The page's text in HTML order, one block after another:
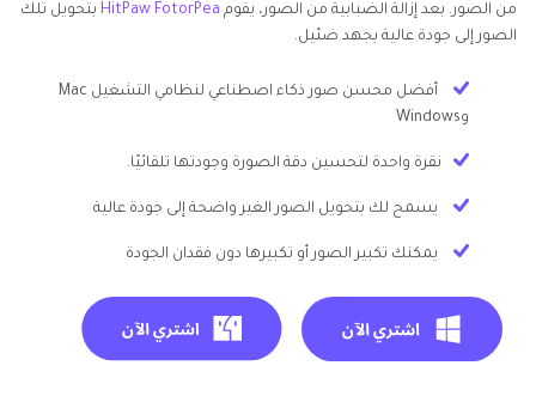
من الصور. بعد إزالة الضبابية من الصور، يقوم HitPaw FotorPea بتحويل تلك
الصور إلى جودة عالية بجهد ضئيل.
أفضل محسن صور ذكاء اصطناعي لنظامي التشغيل Mac
وWindows
نقرة واحدة لتحسين دقة الصورة وجودتها تلقائيًا.
يسمح لك بتحويل الصور الغير واضحة إلى جودة عالية
يمكنك تكبير الصور أو تكبيرها دون فقدان الجودة